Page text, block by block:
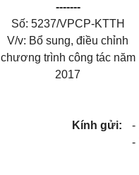
-------
Số: 5237/VPCP-KTTH
V/v: Bổ sung, điều chỉnh
chương trình công tác năm
2017
Kính gửi:
-
-